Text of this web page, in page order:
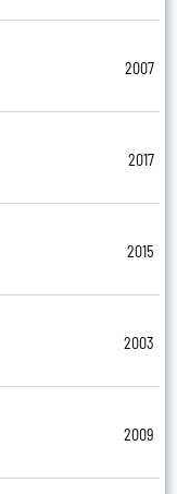
2007
2017
2015
2003
2009